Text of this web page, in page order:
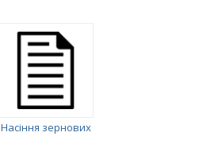
Насіння зернових